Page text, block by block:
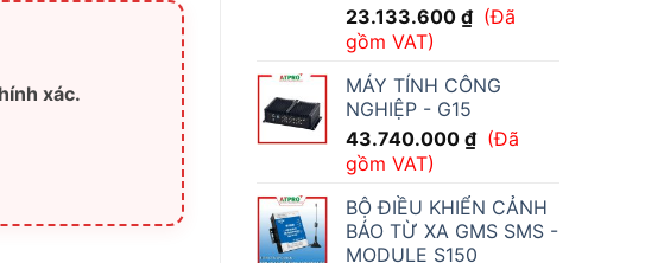
23.133.600 ₫ (Đã
gồm VAT)
MÁY TÍNH CÔNG
NGHIỆP - G15
43.740.000 ₫ (Đã
gồm VAT)
BỘ ĐIỀU KHIỂN CẢNH
BÁO TỪ XA GMS SMS -
MODULE S150
xác.